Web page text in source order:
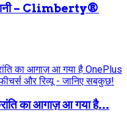
– Climberty®
का आगाज़ आ गया है...